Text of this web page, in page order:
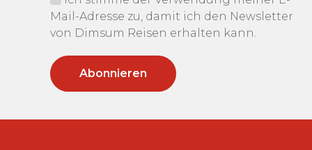
Mail-Adresse zu, damit ich den Newsletter
von Dimsum Reisen erhalten kann.